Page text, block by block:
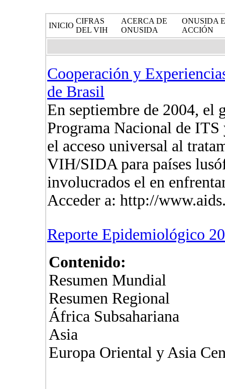
INICIO
CIFRAS
DEL VIH
ACERCA DE
ONUSIDA
ONUSIDA
ACCIÓN
Cooperación y
de Brasil
En septiembre de 2004, el
Programa Nacional de
el acceso universal al
VIH/SIDA para países
involucrados el en
Acceder a: http://
Reporte Epidemiológico
Contenido:
Resumen Mundial
Resumen Regional
África Subsahariana
Asia
Europa Oriental y Asia